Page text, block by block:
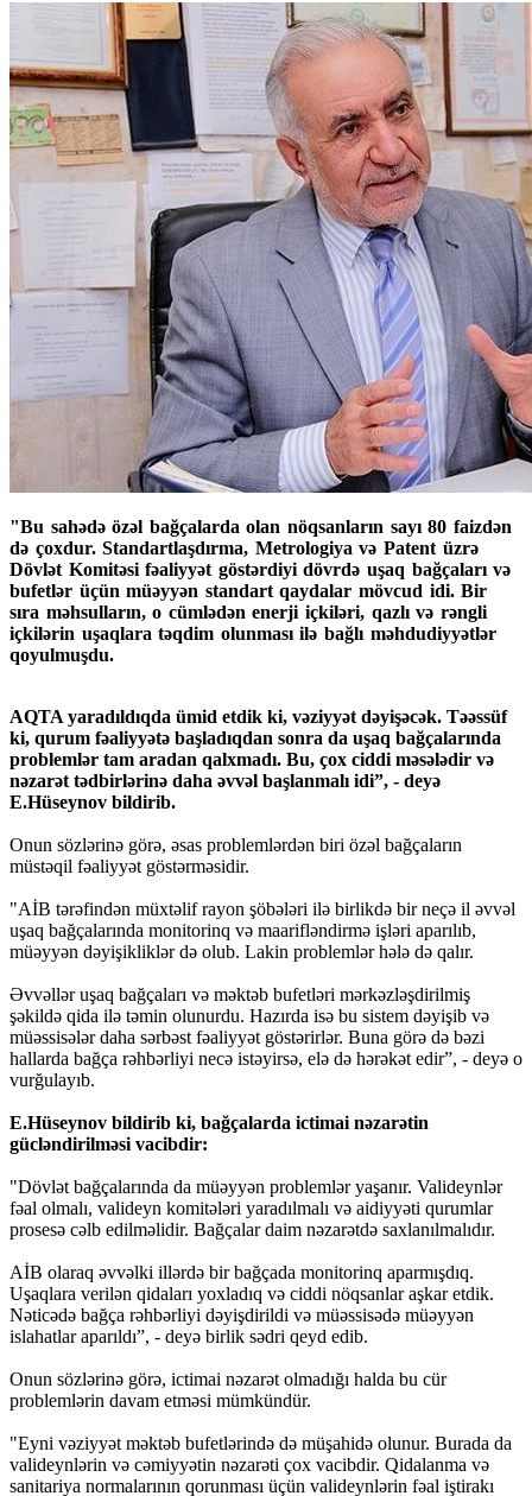
"Bu sahədə özəl bağçalarda olan nöqsanların sayı 80 faizdən
də çoxdur. Standartlaşdırma, Metrologiya və Patent üzrə
Dövlət Komitəsi fəaliyyət göstərdiyi dövrdə uşaq bağçaları və
bufetlər üçün müəyyən standart qaydalar mövcud idi. Bir
sıra məhsulların, o cümlədən enerji içkiləri, qazlı və rəngli
içkilərin uşaqlara təqdim olunması ilə bağlı məhdudiyyətlər
qoyulmuşdu.
AQTA yaradıldıqda ümid etdik ki, vəziyyət dəyişəcək. Təəssüf
ki, qurum fəaliyyətə başladıqdan sonra da uşaq bağçalarında
problemlər tam aradan qalxmadı. Bu, çox ciddi məsələdir və
nəzarət tədbirlərinə daha əvvəl başlanmalı idi”, - deyə
E.Hüseynov bildirib.
Onun sözlərinə görə, əsas problemlərdən biri özəl bağçaların
müstəqil fəaliyyət göstərməsidir.
"AİB tərəfindən müxtəlif rayon şöbələri ilə birlikdə bir neçə il əvvəl
uşaq bağçalarında monitorinq və maarifləndirmə işləri aparılıb,
müəyyən dəyişikliklər də olub. Lakin problemlər hələ də qalır.
Əvvəllər uşaq bağçaları və məktəb bufetləri mərkəzləşdirilmiş
şəkildə qida ilə təmin olunurdu. Hazırda isə bu sistem dəyişib və
müəssisələr daha sərbəst fəaliyyət göstərirlər. Buna görə də bəzi
hallarda bağça rəhbərliyi necə istəyirsə, elə də hərəkət edir”, - deyə o
vurğulayıb.
E.Hüseynov bildirib ki, bağçalarda ictimai nəzarətin
gücləndirilməsi vacibdir:
"Dövlət bağçalarında da müəyyən problemlər yaşanır. Valideynlər
fəal olmalı, valideyn komitələri yaradılmalı və aidiyyəti qurumlar
prosesə cəlb edilməlidir. Bağçalar daim nəzarətdə saxlanılmalıdır.
AİB olaraq əvvəlki illərdə bir bağçada monitorinq aparmışdıq.
Uşaqlara verilən qidaları yoxladıq və ciddi nöqsanlar aşkar etdik.
Nəticədə bağça rəhbərliyi dəyişdirildi və müəssisədə müəyyən
islahatlar aparıldı”, - deyə birlik sədri qeyd edib.
Onun sözlərinə görə, ictimai nəzarət olmadığı halda bu cür
problemlərin davam etməsi mümkündür.
"Eyni vəziyyət məktəb bufetlərində də müşahidə olunur. Burada da
valideynlərin və cəmiyyətin nəzarəti çox vacibdir. Qidalanma və
sanitariya normalarının qorunması üçün valideynlərin fəal iştirakı